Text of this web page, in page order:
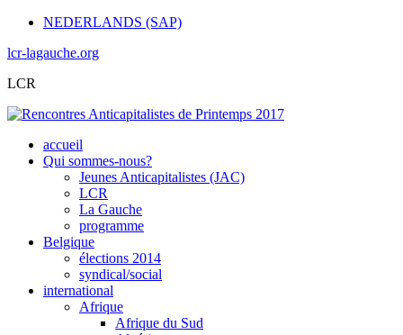
NEDERLANDS (SAP)
lcr-lagauche.org
LCR
accueil
Qui sommes-nous?
Jeunes Anticapitalistes (JAC)
LCR
La Gauche
programme
Belgique
élections 2014
syndical/social
international
Afrique
Afrique du Sud